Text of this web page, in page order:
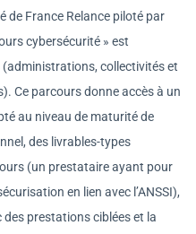
de France Relance piloté par
cybersécurité » est
collectivités et
Ce parcours donne accès à un
au niveau de maturité de
des livrables-types
(un prestataire ayant pour
en lien avec l’ANSSI),
des prestations ciblées et la